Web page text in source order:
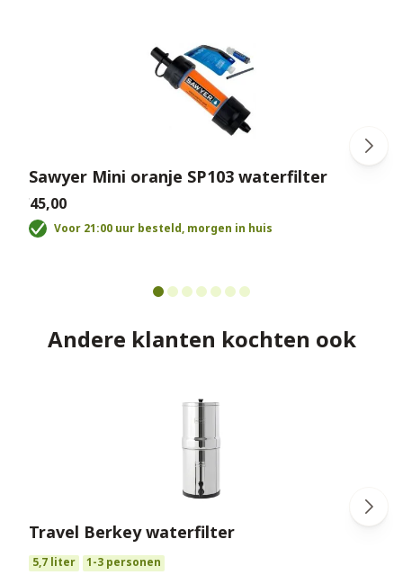
Sawyer Mini oranje SP103 waterfilter
€45,00
Voor 21:00 uur besteld, morgen in huis
Andere klanten kochten ook
Travel Berkey waterfilter
5,7 liter 1-3 personen